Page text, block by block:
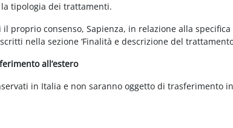
tipologia dei trattamenti.
il proprio consenso, Sapienza, in relazione alla
nella sezione ‘Finalità e descrizione del
all’estero
in Italia e non saranno oggetto di trasferimento